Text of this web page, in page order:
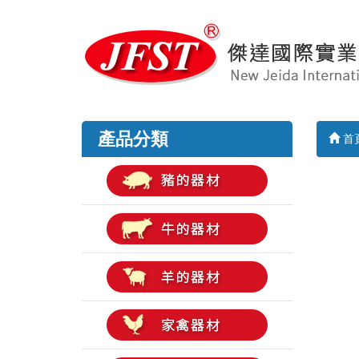
產品分類 首